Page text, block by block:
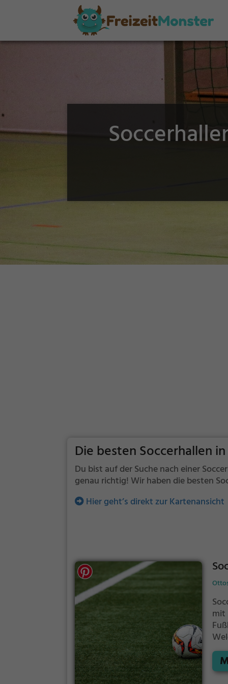
Die besten Soccerhallen
Du bist auf der Suche nach einer
genau richtig! Wir haben die besten
Hier geht’s direkt zur Kartenansicht